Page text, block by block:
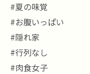
#夏の味覚
#お腹いっぱい
#隠れ家
#行列なし
#肉食女子